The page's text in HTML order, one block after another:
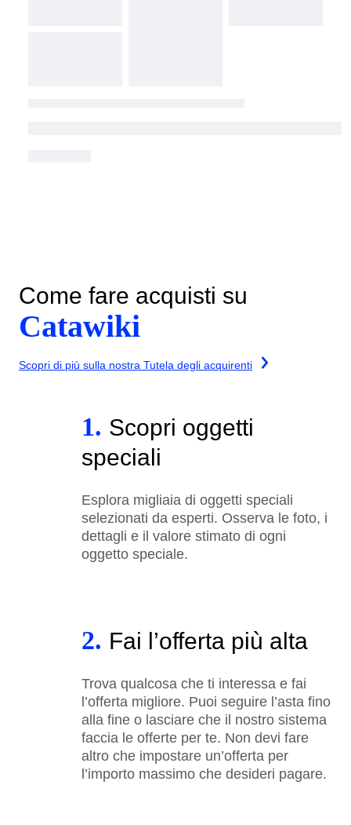
Come fare acquisti su
Catawiki
Scopri di più sulla nostra Tutela degli acquirenti
1. Scopri oggetti
speciali
Esplora migliaia di oggetti speciali
selezionati da esperti. Osserva le foto, i
dettagli e il valore stimato di ogni
oggetto speciale.
2. Fai l’offerta più alta
Trova qualcosa che ti interessa e fai
l’offerta migliore. Puoi seguire l’asta fino
alla fine o lasciare che il nostro sistema
faccia le offerte per te. Non devi fare
altro che impostare un’offerta per
l’importo massimo che desideri pagare.